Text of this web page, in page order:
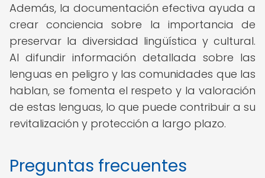
Además, la documentación efectiva ayuda a
crear conciencia sobre la importancia de
preservar la diversidad lingüística y cultural.
Al difundir información detallada sobre las
lenguas en peligro y las comunidades que las
hablan, se fomenta el respeto y la valoración
de estas lenguas, lo que puede contribuir a su
revitalización y protección a largo plazo.
Preguntas frecuentes